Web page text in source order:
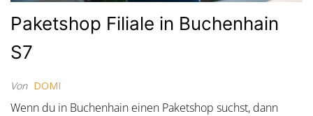
Paketshop Filiale in Buchenhain
S7
Von DOMI
Wenn du in Buchenhain einen Paketshop suchst, dann